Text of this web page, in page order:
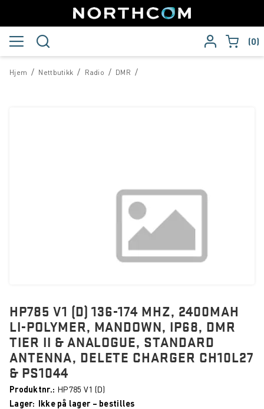
0
/
Hjem /
Nettbutikk /
Radio /
DMR
HP785 V1 (D) 136-174 MHZ, 2400MAH
LI-POLYMER, MANDOWN, IP68, DMR
TIER II & ANALOGUE, STANDARD
ANTENNA, DELETE CHARGER CH10L27
& PS1044
Produktnr.
HP785 V1 (D)
Lager
Ikke på lager – bestilles